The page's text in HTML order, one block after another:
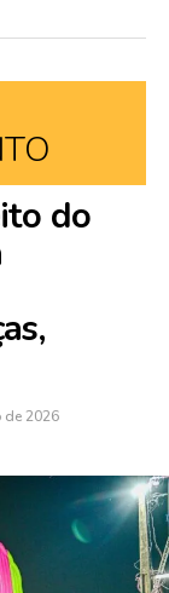
do
de 2026